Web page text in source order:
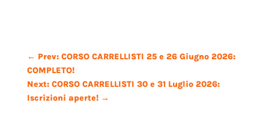
← Prev: CORSO CARRELLISTI 25 e 26 Giugno 2026:
COMPLETO!
Next: CORSO CARRELLISTI 30 e 31 Luglio 2026:
Iscrizioni aperte!→